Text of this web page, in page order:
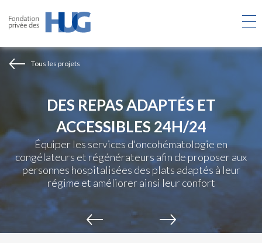
contenu
Tous les projets
DES REPAS ADAPTÉS ET
ACCESSIBLES 24H/24
Équiper les services d'oncohématologie en
congélateurs et régénérateurs afin de proposer aux
personnes hospitalisées des plats adaptés à leur
régime et améliorer ainsi leur confort